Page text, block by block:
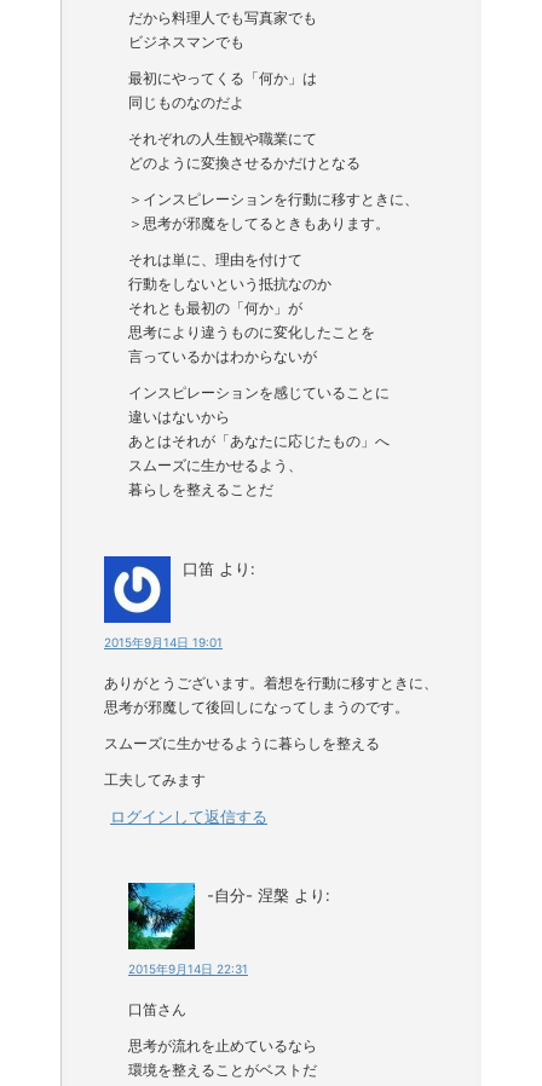
だから料理人でも写真家でも
ビジネスマンでも
最初にやってくる「何か」は
同じものなのだよ
それぞれの人生観や職業にて
どのように変換させるかだけとなる
＞インスピレーションを行動に移すときに、
＞思考が邪魔をしてるときもあります。
それは単に、理由を付けて
行動をしないという抵抗なのか
それとも最初の「何か」が
思考により違うものに変化したことを
言っているかはわからないが
インスピレーションを感じていることに
違いはないから
あとはそれが「あなたに応じたもの」へ
スムーズに生かせるよう、
暮らしを整えることだ
口笛 より:
2015年9月14日 19:01
ありがとうございます。着想を行動に移すときに、
思考が邪魔して後回しになってしまうのです。
スムーズに生かせるように暮らしを整える
工夫してみます
ログインして返信する
-自分- 涅槃 より:
2015年9月14日 22:31
口笛さん
思考が流れを止めているなら
環境を整えることがベストだ